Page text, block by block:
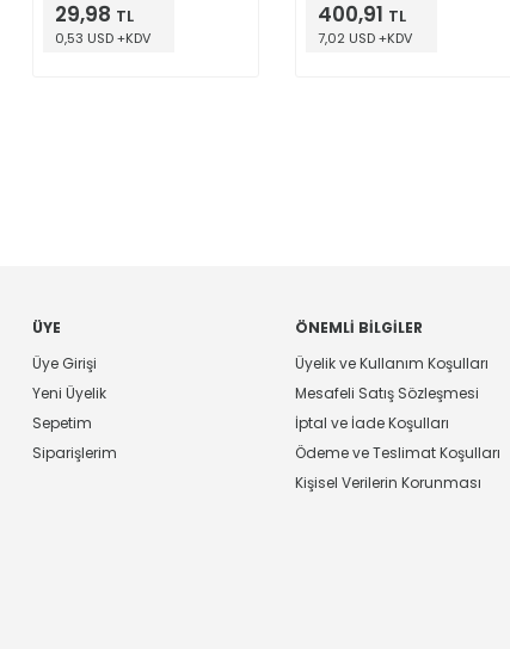
29,98 TL
0,53 USD +KDV
400,91 TL
7,02 USD +KDV
ÜYE
Üye Girişi
Yeni Üyelik
Sepetim
Siparişlerim
ÖNEMLI BILGILER
Üyelik ve Kullanım Koşulları
Mesafeli Satış Sözleşmesi
İptal ve İade Koşulları
Ödeme ve Teslimat Koşulları
Kişisel Verilerin Korunması